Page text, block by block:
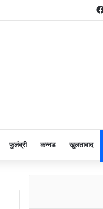
फुलंब्री कन्नड खुलताबाद